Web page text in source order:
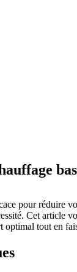
pour réduire
Cet article
tout en